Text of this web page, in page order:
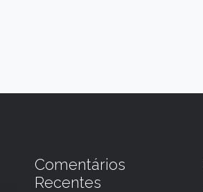
Comentários
Recentes